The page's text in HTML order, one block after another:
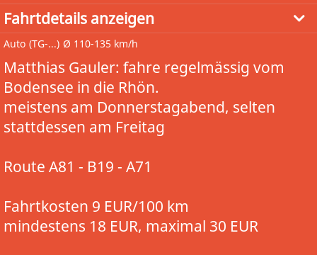
Fahrtdetails anzeigen
Auto (TG-...) Ø 110-135 km/h
Matthias Gauler: fahre regelmässig vom
Bodensee in die Rhön.
meistens am Donnerstagabend, selten
stattdessen am Freitag
Route A81 - B19 - A71
Fahrtkosten 9 EUR/100 km
mindestens 18 EUR, maximal 30 EUR